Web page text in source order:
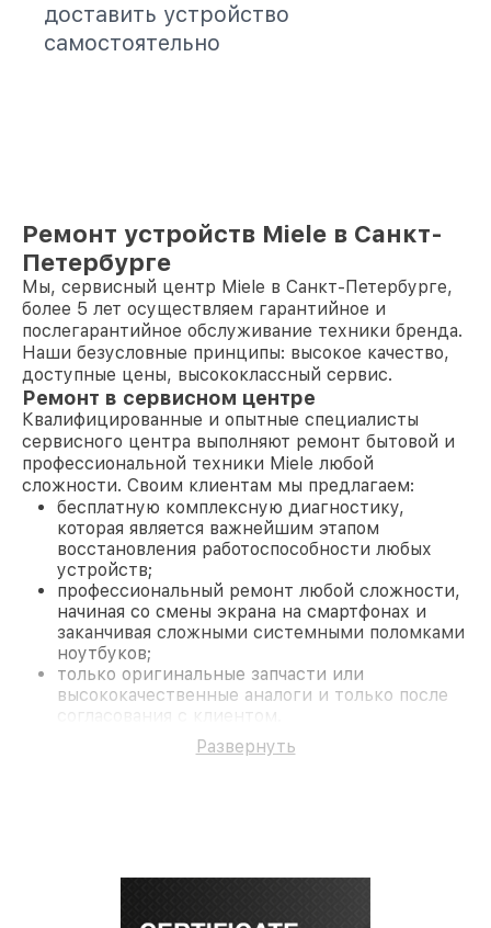
доставить устройство
самостоятельно
Ремонт устройств Miele в Санкт-
Петербурге
Мы, сервисный центр Miele в Санкт-Петербурге,
более 5 лет осуществляем гарантийное и
послегарантийное обслуживание техники бренда.
Наши безусловные принципы: высокое качество,
доступные цены, высококлассный сервис.
Ремонт в сервисном центре
Квалифицированные и опытные специалисты
сервисного центра выполняют ремонт бытовой и
профессиональной техники Miele любой
сложности. Своим клиентам мы предлагаем:
бесплатную комплексную диагностику,
которая является важнейшим этапом
восстановления работоспособности любых
устройств;
профессиональный ремонт любой сложности,
начиная со смены экрана на смартфонах и
заканчивая сложными системными поломками
ноутбуков;
только оригинальные запчасти или
высококачественные аналоги и только после
согласования с клиентом.
На все работы и замененные комплектующие
предоставляется длительная гарантия. В случае
Развернуть